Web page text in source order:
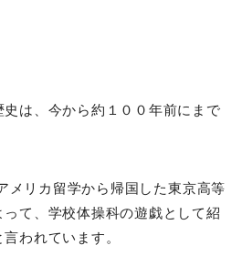
は、今から約１００年前にまで
メリカ留学から帰国した東京高等
て、学校体操科の遊戯として紹
われています。